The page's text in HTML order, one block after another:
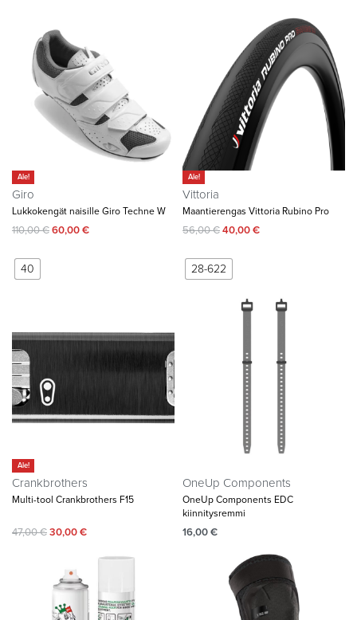
Ale!
Giro
Lukkokengät naisille Giro Techne W
110,00€60,00€
40
Ale!
Vittoria
Maantierengas Vittoria Rubino Pro
56,00€40,00€
28-622
Ale!
Crankbrothers
Multi-tool Crankbrothers F15
47,00€30,00€
OneUp Components
OneUp Components EDC
kiinnitysremmi
16,00€